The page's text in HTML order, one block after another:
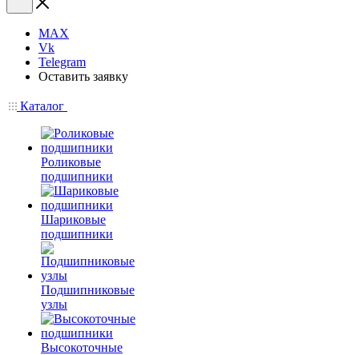
MAX
Vk
Telegram
Оставить заявку
Каталог
Роликовые
подшипники
Шариковые
подшипники
Подшипниковые
узлы
Высокоточные